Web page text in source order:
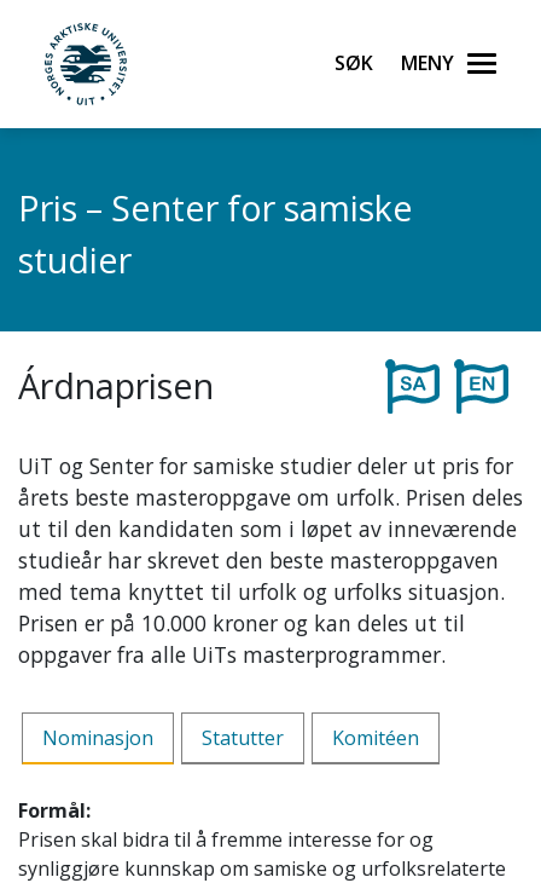
Gå til hovedinnhold
UiT Norges arktiske universitet
Søk Meny
Pris – Senter for samiske
studier
Árdnaprisen
UiT og Senter for samiske studier deler ut pris for
årets beste masteroppgave om urfolk. Prisen deles
ut til den kandidaten som i løpet av inneværende
studieår har skrevet den beste masteroppgaven
med tema knyttet til urfolk og urfolks situasjon.
Prisen er på 10.000 kroner og kan deles ut til
oppgaver fra alle UiTs masterprogrammer.
Nominasjon Statutter Komitéen
Formål:
Prisen skal bidra til å fremme interesse for og
synliggjøre kunnskap om samiske og urfolksrelaterte